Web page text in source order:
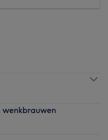
wenkbrauwen